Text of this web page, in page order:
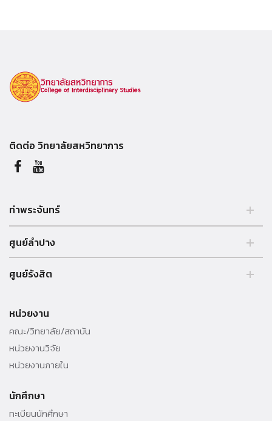
ติดต่อ วิทยาลัยสหวิทยาการ
ท่าพระจันทร์
อาคารวิทยาลัยสหวิทยาการ ชั้น 5
มหาวิทยาลัยธรรมศาสตร์ ท่าพระจันทร์
เลขที่ 2 ถนนพระจันทร์ เขตพระนคร
Tel +66 (0)2-221-6111- 20 ต่อ 81-2845
ศูนย์ลำปาง
เลขที่ 248 หมู่ 2 ถนนลำปาง-เชียงใหม่
ศูนย์รังสิต
มหาวิทยาลัยธรรมศาสตร์ ศูนย์รังสิต
เลขที่ 99 หมู่ 18, ถ.พหลโยธิน ต.คลองหนึ่ง อ.คลองหลวง จ.ปทุมธานี,
12120
โทรศัพท์ 02-564-4441-79 ต่อ 6811 , 064 - 6401735
หน่วยงาน
คณะ/วิทยาลัย/สถาบัน
หน่วยงานวิจัย
หน่วยงานภายใน
นักศึกษา
ทะเบียนนักศึกษา